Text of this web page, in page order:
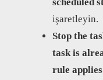
işaretleyin.
Stop the
task is
rule applies